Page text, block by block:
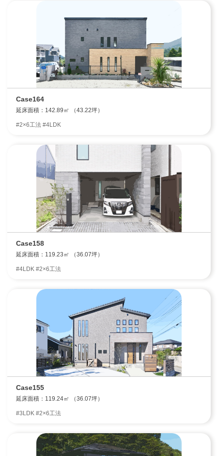
Case164
延床面積：142.89㎡ （43.22坪）
#2×6工法 #4LDK
Case158
延床面積：119.23㎡ （36.07坪）
#4LDK #2×6工法
Case155
延床面積：119.24㎡ （36.07坪）
#3LDK #2×6工法